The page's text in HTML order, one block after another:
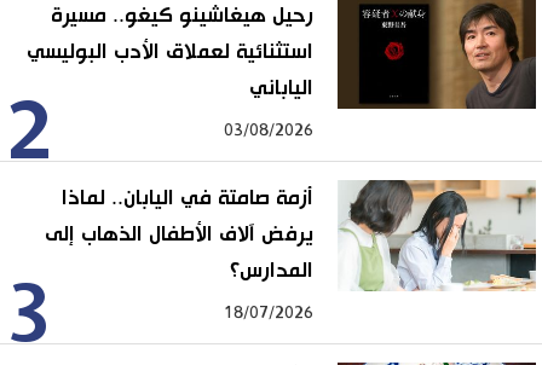
2
رحيل هيغاشينو كيغو.. مسيرة
استثنائية لعملاق الأدب البوليسي
الياباني
03/08/2026
3
أزمة صامتة في اليابان.. لماذا
يرفض آلاف الأطفال الذهاب إلى
المدارس؟
18/07/2026